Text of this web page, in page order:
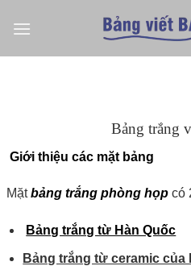
qua
Bảng trắng
Giới thiệu các mặt bảng
Mặtbảng trắng phòng họpcó
Bảng trắng từ Hàn Quốc
Bảng trắng từ ceramic của